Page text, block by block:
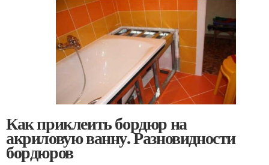
Как приклеить бордюр на
акриловую ванну. Разновидности
бордюров